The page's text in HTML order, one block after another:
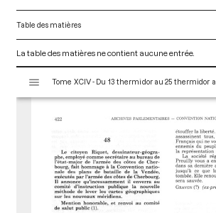
Table des matières
La table des matières ne contient aucune entrée.
s